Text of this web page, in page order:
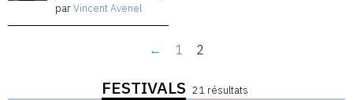
parVincent Avenel
← 1 2
FESTIVALS 21 résultats